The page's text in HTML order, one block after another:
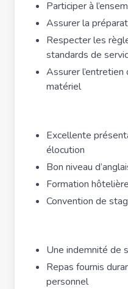
Participer à
Assurer la
Respecter les
standards de
Assurer
matériel
Excellente
élocution
Bon niveau
Formation
Convention de
Une indemnité de
Repas fournis
personnel